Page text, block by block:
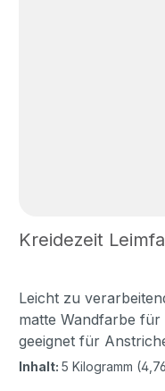
Kreidezeit
Leicht zu
matte Wandfarbe
geeignet für
Stuckarbeiten und
Inhalt: 5 Kilogramm